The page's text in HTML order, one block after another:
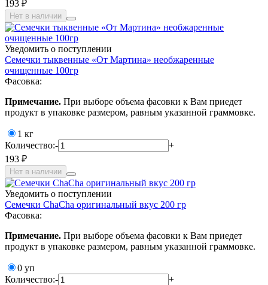
193 ₽
Нет в наличии
Уведомить о поступлении
Семечки тыквенные «От Мартина» необжаренные
очищенные 100гр
Фасовка:
Примечание. При выборе объема фасовки к Вам приедет
продукт в упаковке размером, равным указанной граммовке.
1 кг
Количество:-
+
193 ₽
Нет в наличии
Уведомить о поступлении
Семечки ChaCha оригинальный вкус 200 гр
Фасовка:
Примечание. При выборе объема фасовки к Вам приедет
продукт в упаковке размером, равным указанной граммовке.
0 уп
Количество:-
+